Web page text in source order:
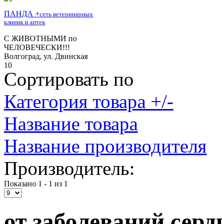
Сортировать по
Категория товара +/-
Название товара
Название производителя
Производитель:
Показано 1 - 1 из 1